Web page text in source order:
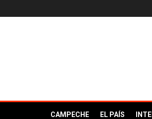
CAMPECHE EL PAÍS